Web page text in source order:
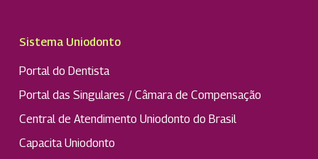
Sistema Uniodonto
Portal do Dentista
Portal das Singulares / Câmara de Compensação
Central de Atendimento Uniodonto do Brasil
Capacita Uniodonto